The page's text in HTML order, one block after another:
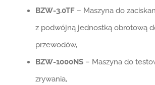
BZW-3.0TF – Maszyna do
z podwójną jednostką obrotową
przewodów,
BZW-1000NS – Maszyna do
zrywania,